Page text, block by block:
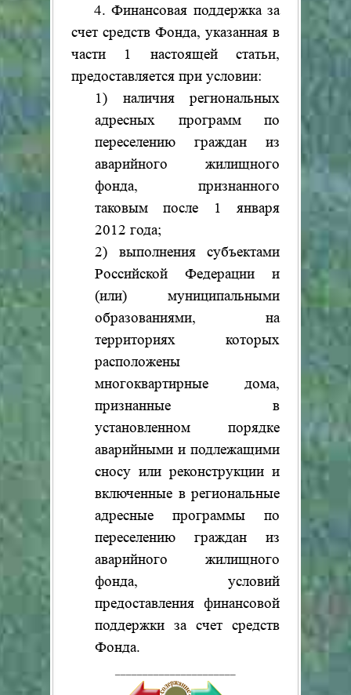
4. Финансовая поддержка за
счет средств Фонда, указанная в
части 1 настоящей статьи,
предоставляется при условии:
1) наличия региональных
адресных программ по
переселению граждан из
аварийного жилищного
фонда, признанного
таковым после 1 января
2012 года;
2) выполнения субъектами
Российской Федерации и
(или) муниципальными
образованиями, на
территориях которых
расположены
многоквартирные дома,
признанные в
установленном порядке
аварийными и подлежащими
сносу или реконструкции и
включенные в региональные
адресные программы по
переселению граждан из
аварийного жилищного
фонда, условий
предоставления финансовой
поддержки за счет средств
Фонда.